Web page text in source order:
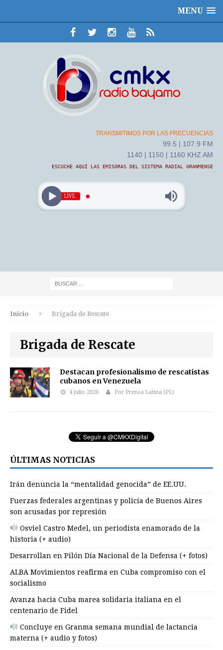
MENU
TRANSMITIMOS POR LAS FRECUENCIAS
99.5 | 107.9 FM
1140 | 1150 | 1160 KHZ AM
ESCUCHE AQUÍ LAS EMISORAS DEL SISTEMA RADIAL GRANMENSE
LIVE
Inicio Brigada de Rescate
Brigada de Rescate
Destacan profesionalismo de rescatistas
cubanos en Venezuela
4 julio 2026 Por Prensa Latina (PL)
ÚLTIMAS NOTICIAS
Irán denuncia la “mentalidad genocida” de EE.UU.
Fuerzas federales argentinas y policía de Buenos Aires
son acusadas por represión
Osviel Castro Medel, un periodista enamorado de la
historia (+ audio)
Desarrollan en Pilón Día Nacional de la Defensa (+ fotos)
ALBA Movimientos reafirma en Cuba compromiso con el
socialismo
Avanza hacia Cuba marea solidaria italiana en el
centenario de Fidel
Concluye en Granma semana mundial de lactancia
materna (+ audio y fotos)